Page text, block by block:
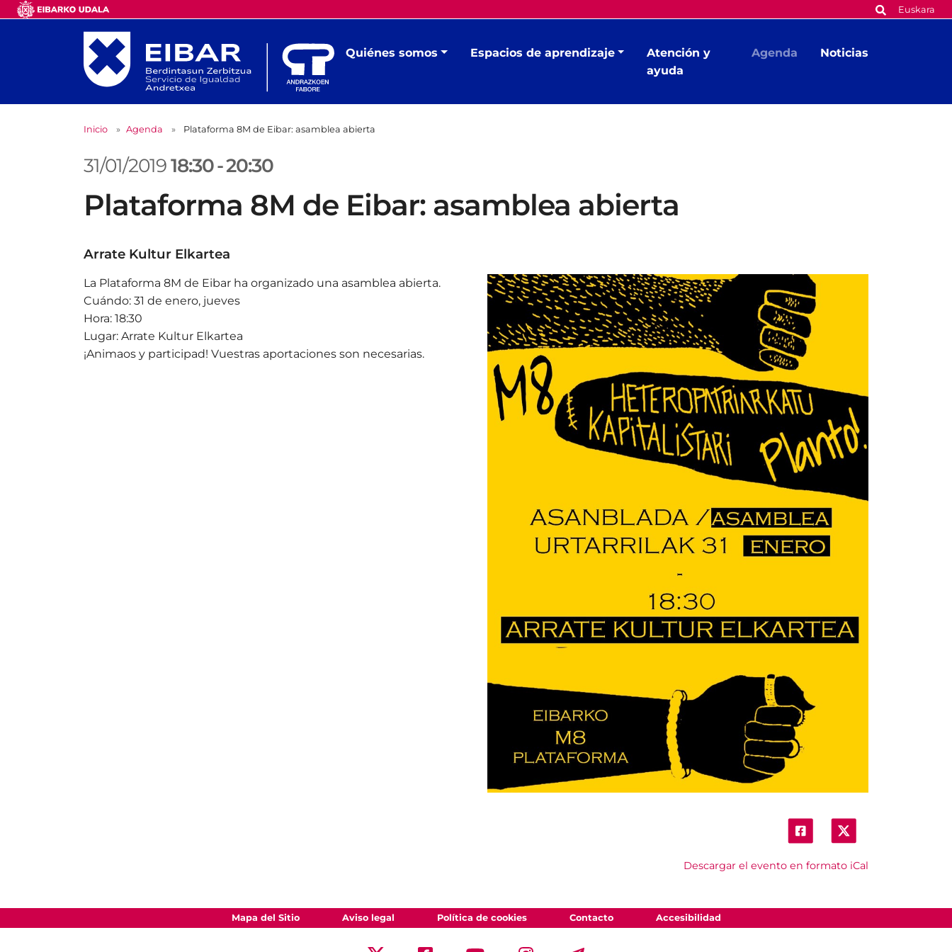
Euskara
Quiénes somos Espacios de aprendizaje
Atención y
ayuda
Agenda Noticias
Inicio Agenda Plataforma 8M de Eibar: asamblea abierta
31/01/201918:30-20:30
Plataforma 8M de Eibar: asamblea abierta
Arrate Kultur Elkartea
Descargar el evento en formato iCal
La Plataforma 8M de Eibar ha organizado una asamblea abierta.
Cuándo: 31 de enero, jueves
Hora: 18:30
Lugar: Arrate Kultur Elkartea
¡Animaos y participad! Vuestras aportaciones son necesarias.
Mapa del Sitio Aviso legal Política de cookies Contacto Accesibilidad